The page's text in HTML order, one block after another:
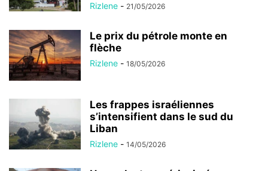
Rizlene - 21/05/2026
Le prix du pétrole monte en
flèche
Rizlene - 18/05/2026
Les frappes israéliennes
s’intensifient dans le sud du
Liban
Rizlene - 14/05/2026